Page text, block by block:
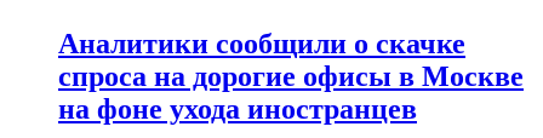
Аналитики сообщили о скачке
спроса на дорогие офисы в Москве
на фоне ухода иностранцев